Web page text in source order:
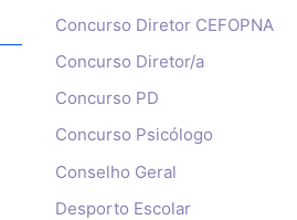
Concurso Diretor CEFOPNA
Concurso Diretor/a
Concurso PD
Concurso Psicólogo
Conselho Geral
Desporto Escolar